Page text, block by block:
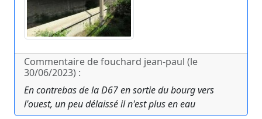
Commentaire de fouchard jean-paul (le
30/06/2023) :
En contrebas de la D67 en sortie du bourg vers
l'ouest, un peu délaissé il n'est plus en eau